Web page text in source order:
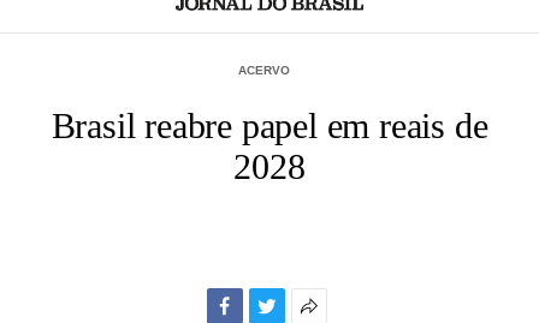
ACERVO
Brasil reabre papel em reais de
2028